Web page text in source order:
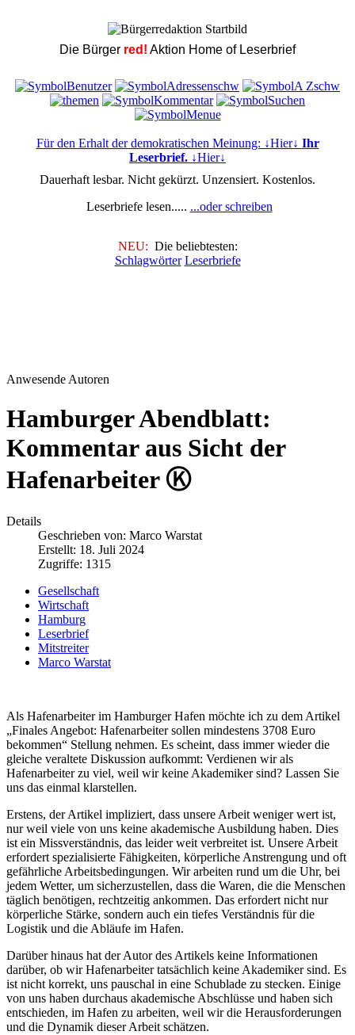
Die Bürger red! Aktion Home of Leserbrief
Für den Erhalt der demokratischen Meinung: ↓Hier↓ Ihr
Leserbrief. ↓Hier↓
Dauerhaft lesbar. Nicht gekürzt. Unzensiert. Kostenlos.
Leserbriefe lesen..... ...oder schreiben
NEU: Die beliebtesten:
Schlagwörter Leserbriefe
Anwesende Autoren
Hamburger Abendblatt:
Kommentar aus Sicht der
Hafenarbeiter Ⓚ
Details
Geschrieben von: Marco Warstat
Erstellt: 18. Juli 2024
Zugriffe: 1315
Gesellschaft
Wirtschaft
Hamburg
Leserbrief
Mitstreiter
Marco Warstat
Als Hafenarbeiter im Hamburger Hafen möchte ich zu dem Artikel
„Finales Angebot: Hafenarbeiter sollen mindestens 3708 Euro
bekommen“ Stellung nehmen. Es scheint, dass immer wieder die
gleiche veraltete Diskussion aufkommt: Verdienen wir als
Hafenarbeiter zu viel, weil wir keine Akademiker sind? Lassen Sie
uns das einmal klarstellen.
Erstens, der Artikel impliziert, dass unsere Arbeit weniger wert ist,
nur weil viele von uns keine akademische Ausbildung haben. Dies
ist ein Missverständnis, das leider weit verbreitet ist. Unsere Arbeit
erfordert spezialisierte Fähigkeiten, körperliche Anstrengung und oft
gefährliche Arbeitsbedingungen. Wir arbeiten rund um die Uhr, bei
jedem Wetter, um sicherzustellen, dass die Waren, die die Menschen
täglich benötigen, rechtzeitig ankommen. Das erfordert nicht nur
körperliche Stärke, sondern auch ein tiefes Verständnis für die
Logistik und die Abläufe im Hafen.
Darüber hinaus hat der Autor des Artikels keine Informationen
darüber, ob wir Hafenarbeiter tatsächlich keine Akademiker sind. Es
ist nicht korrekt, uns pauschal in eine Schublade zu stecken. Einige
von uns haben durchaus akademische Abschlüsse und haben sich
entschieden, im Hafen zu arbeiten, weil wir die Herausforderungen
und die Dynamik dieser Arbeit schätzen.